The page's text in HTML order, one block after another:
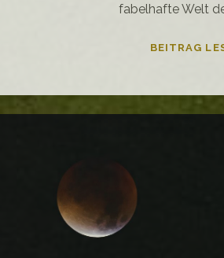
fabelhafte Welt
BEITRAG